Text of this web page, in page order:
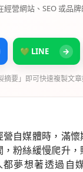
經營網站、SEO 或品
💚 LINE →
摘要」即可快速複製文章
自媒體時，滿懷
粉絲緩慢爬升
夢想著透過自